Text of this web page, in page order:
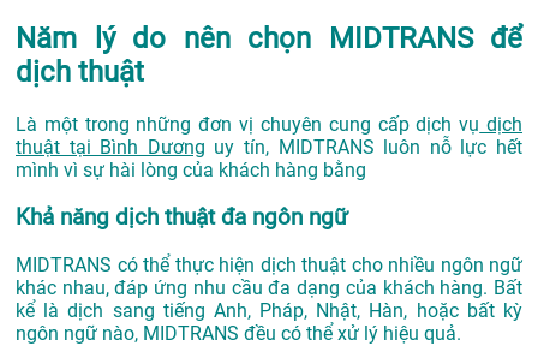
Năm lý do nên chọn MIDTRANS để
dịch thuật
Là một trong những đơn vị chuyên cung cấp dịch vụ dịch
thuật tại Bình Dương uy tín, MIDTRANS luôn nỗ lực hết
mình vì sự hài lòng của khách hàng bằng
Khả năng dịch thuật đa ngôn ngữ
MIDTRANS có thể thực hiện dịch thuật cho nhiều ngôn ngữ
khác nhau, đáp ứng nhu cầu đa dạng của khách hàng. Bất
kể là dịch sang tiếng Anh, Pháp, Nhật, Hàn, hoặc bất kỳ
ngôn ngữ nào, MIDTRANS đều có thể xử lý hiệu quả.